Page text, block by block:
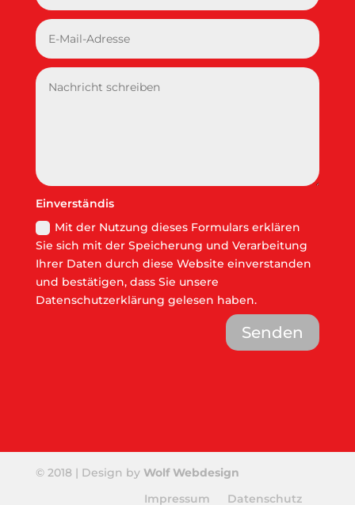
Einverständis
Mit der Nutzung dieses Formulars erklären
Sie sich mit der Speicherung und Verarbeitung
Ihrer Daten durch diese Website einverstanden
und bestätigen, dass Sie unsere
Datenschutzerklärung gelesen haben.
Senden
© 2018 | Design by Wolf Webdesign
Impressum
Datenschutz